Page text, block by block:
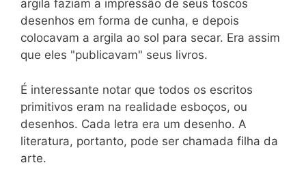
argila faziam a impressão de seus toscos
desenhos em forma de cunha, e depois
colocavam a argila ao sol para secar. Era assim
que eles "publicavam" seus livros.
É interessante notar que todos os escritos
primitivos eram na realidade esboços, ou
desenhos. Cada letra era um desenho. A
literatura, portanto, pode ser chamada filha da
arte.